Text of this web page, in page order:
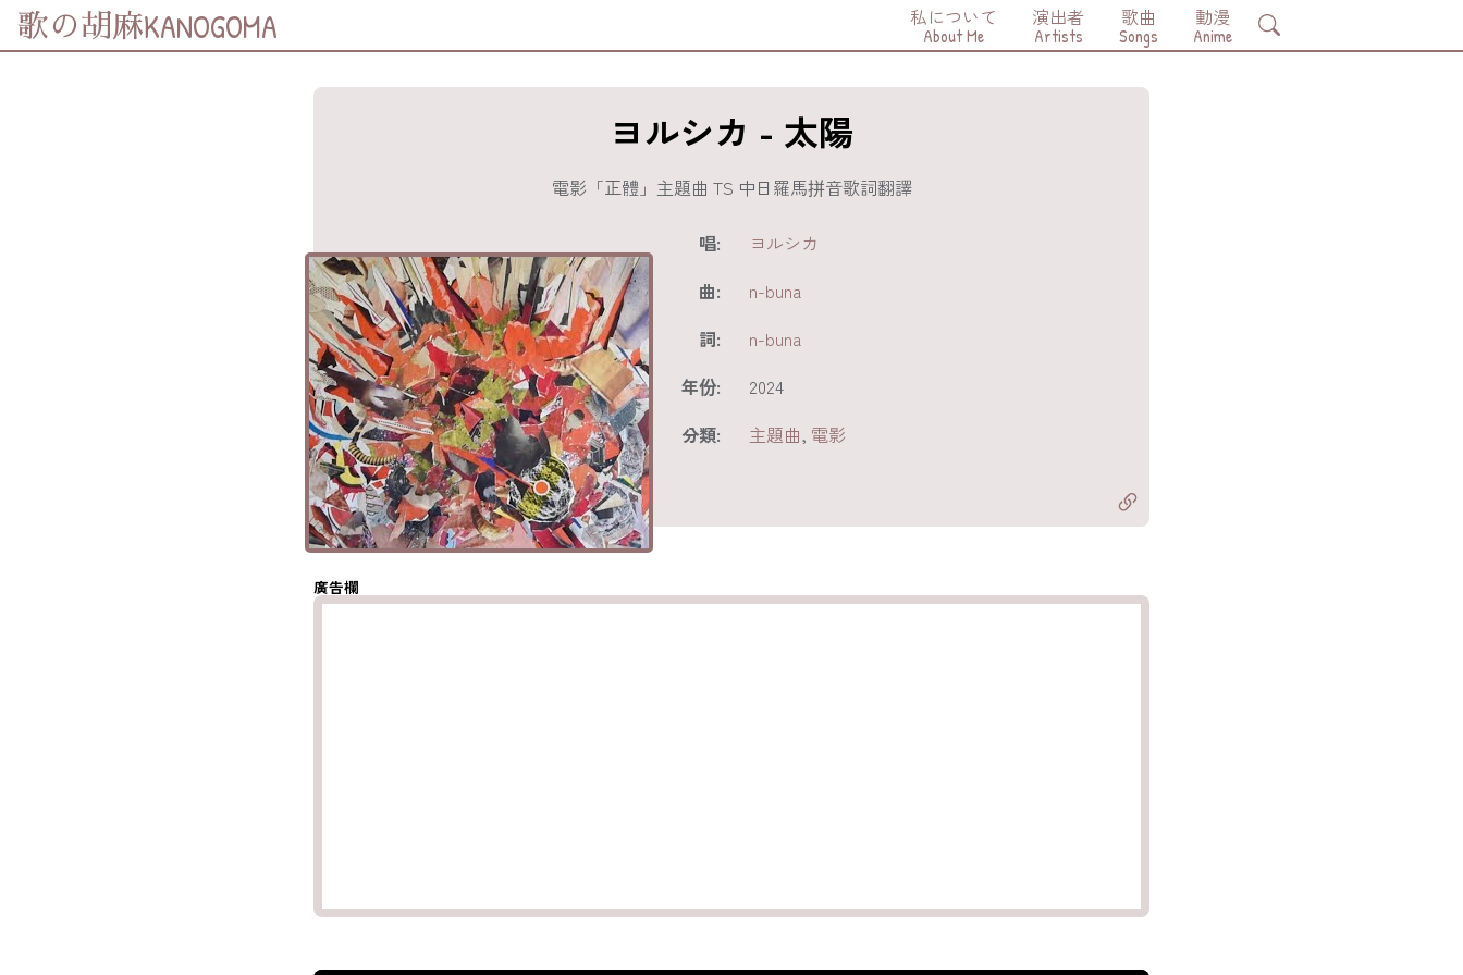
歌の胡麻KANOGOMA 私について
About Me
演出者
Artists
歌曲
Songs
動漫
Anime
Search
ヨルシカ - 太陽
電影「正體」主題曲 TS 中日羅馬拼音歌詞翻譯
唱:
ヨルシカ
曲:
n-buna
詞:
n-buna
年份:
2024
分類:
主題曲, 電影
分享至
Facebook
分享至 X
(Twitter)
分享至
Whatsapp
複製鏈結
廣告欄